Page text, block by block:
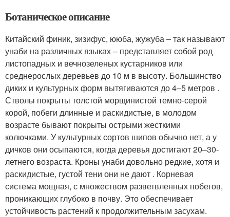
Ботаническое описание
Китайский финик, зизифус, ююба, жужуба – так называют
унаби на различных языках – представляет собой род
листопадных и вечнозеленых кустарников или
среднерослых деревьев до 10 м в высоту. Большинство
диких и культурных форм вытягиваются до 4–5 метров .
Стволы покрыты толстой морщинистой темно-серой
корой, побеги длинные и раскидистые, в молодом
возрасте бывают покрыты острыми жесткими
колючками. У культурных сортов шипов обычно нет, а у
дичков они осыпаются, когда деревья достигают 20–30-
летнего возраста. Кроны унаби довольно редкие, хотя и
раскидистые, густой тени они не дают . Корневая
система мощная, с множеством разветвленных побегов,
проникающих глубоко в почву. Это обеспечивает
устойчивость растений к продолжительным засухам.